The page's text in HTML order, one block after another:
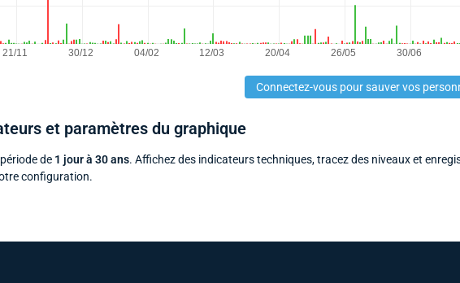
Connectez-vous pour sauver vos
et paramètres du graphique
de 1 jour à 30 ans. Affichez des indicateurs techniques, tracez des niveaux et
configuration.